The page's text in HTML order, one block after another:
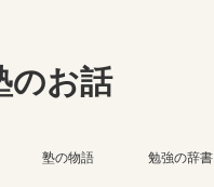
のお話
塾の物語 勉強の辞書